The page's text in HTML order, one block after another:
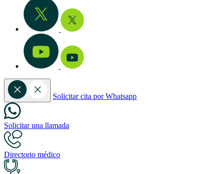
Solicitar cita por Whatsapp
Solicitar una llamada
Directorio médico